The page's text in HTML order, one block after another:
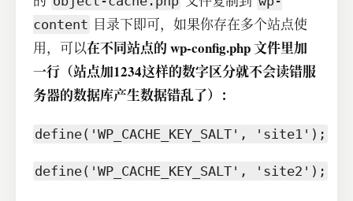
content 目录下即可，如果你存在多个站点使
用，可以在不同站点的 wp-config.php 文件里加
一行（站点加1234这样的数字区分就不会读错服
务器的数据库产生数据错乱了）：
define( 'WP_CACHE_KEY_SALT' , 'site1' ) ;
define( 'WP_CACHE_KEY_SALT' , 'site2' ) ;